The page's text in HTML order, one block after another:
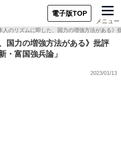
電子版TOP
メニュー
人のリズムに即した、国力の増強方法がある
国力の増強方法がある》批評
・富国強兵論」
2023/01/13